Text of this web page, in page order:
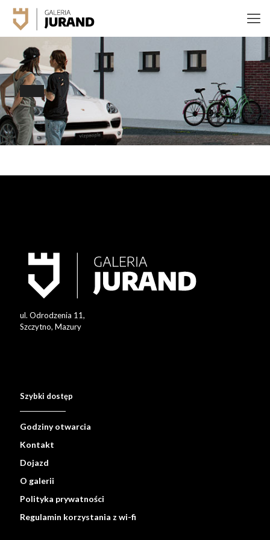
ul. Odrodzenia 11,
Szczytno, Mazury
Szybki dostęp
Godziny otwarcia
Kontakt
Dojazd
O galerii
Polityka prywatności
Regulamin korzystania z wi-fi